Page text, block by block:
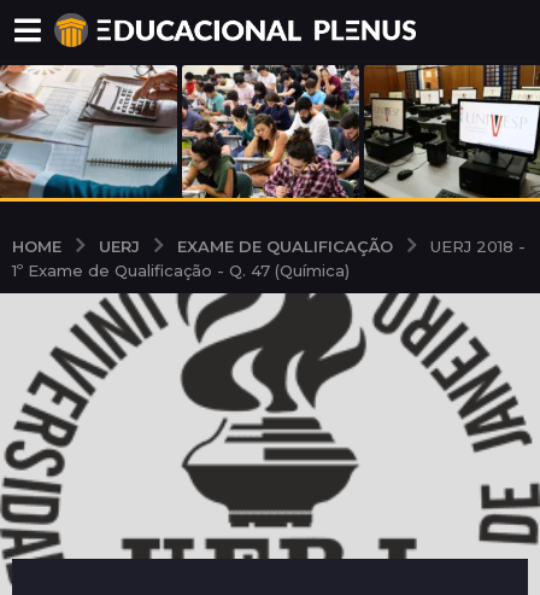
HOME UERJ EXAME DE QUALIFICAÇÃO
UERJ 2018 -
1º Exame de Qualificação - Q. 47 (Química)